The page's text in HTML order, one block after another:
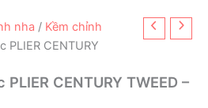
nha / Kềm chỉnh
PLIER CENTURY
CENTURY TWEED –